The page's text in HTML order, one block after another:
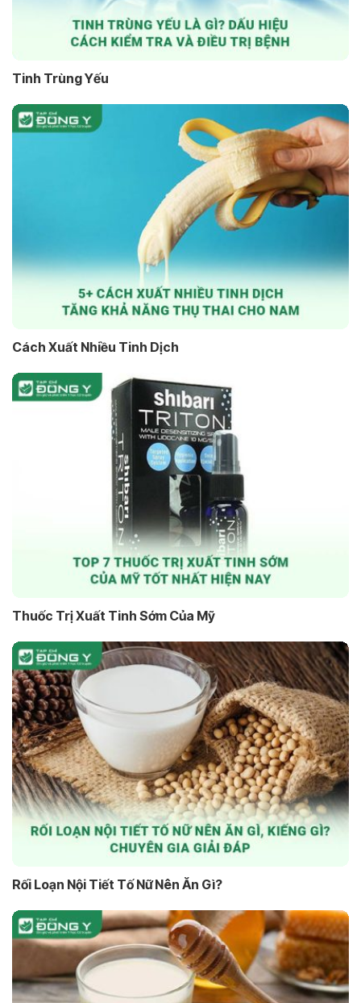
Tinh Trùng Yếu
Cách Xuất Nhiều Tinh Dịch
Thuốc Trị Xuất Tinh Sớm Của Mỹ
Rối Loạn Nội Tiết Tố Nữ Nên Ăn Gì?